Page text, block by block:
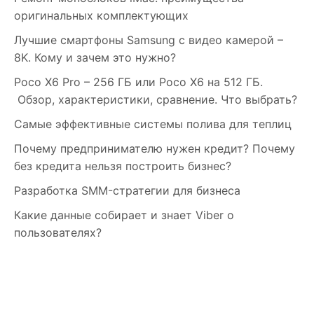
оригинальных комплектующих
Лучшие смартфоны Samsung c видео камерой –
8K. Кому и зачем это нужно?
Poco X6 Pro – 256 ГБ или Poco X6 на 512 ГБ.
Обзор, характеристики, сравнение. Что выбрать?
Самые эффективные системы полива для теплиц
Почему предпринимателю нужен кредит? Почему
без кредита нельзя построить бизнес?
Разработка SMM-стратегии для бизнеса
Какие данные собирает и знает Viber о
пользователях?